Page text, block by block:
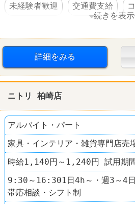
未経験者歓迎 交通費支給
続きを表示
詳細をみる
ニトリ 柏崎店
アルバイト・パート
家具・インテリア・雑貨専門店売
時給1,140円～1,240円 試用期
9:30～16:301日4h～・週3～4
帯応相談・シフト制